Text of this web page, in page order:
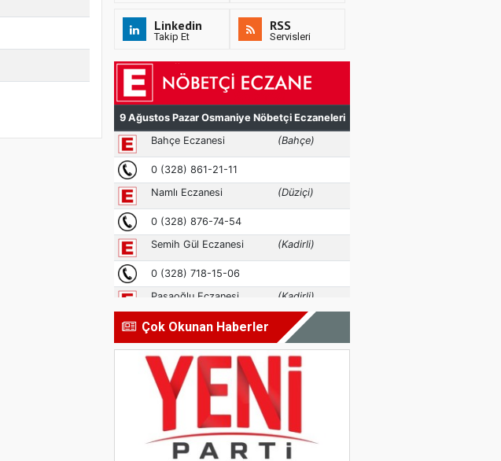
Linkedin
Takip Et
RSS
Servisleri
Çok Okunan Haberler